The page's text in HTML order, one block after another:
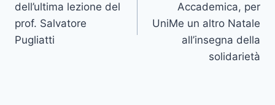
dell’ultima lezione del
prof. Salvatore
Pugliatti
Accademica, per
UniMe un altro Natale
all’insegna della
solidarietà